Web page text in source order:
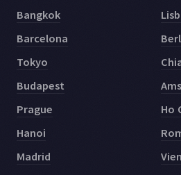
Bangkok
Barcelona
Tokyo
Budapest
Prague
Ho
Hanoi
Madrid